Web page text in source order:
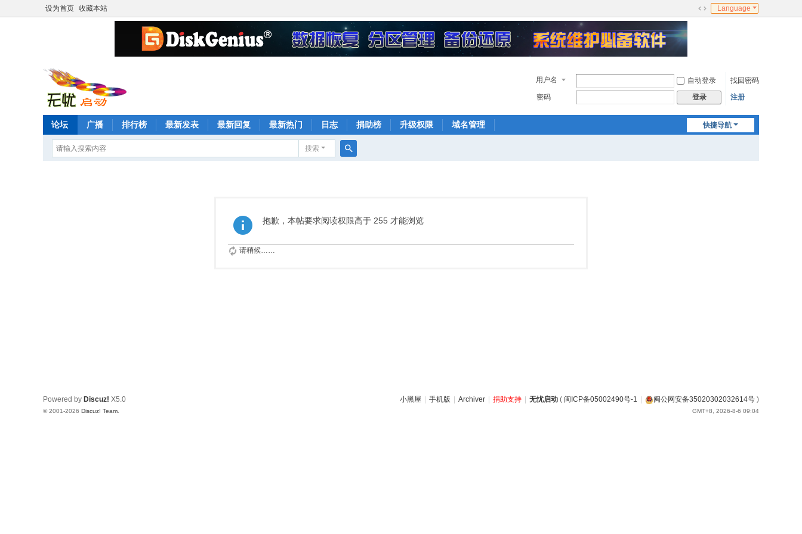
设为首页 收藏本站
切
Language
用户名 自动登录
找回密码
密码
登录 注册
快捷导航
论坛 广播 排行榜 最新发表 最新回复 最新热门 日志 捐助榜 升级权限 域名管理
搜索
抱歉，本帖要求阅读权限高于 255 才能浏览
请稍候……
小黑屋 手机版 Archiver 捐助支持 无忧启动 ( 闽ICP备05002490号-1 闽公网安备35020302032614号 )
GMT+8, 2026-8-6 09:04
Powered by Discuz! X5.0
© 2001-2026 Discuz! Team